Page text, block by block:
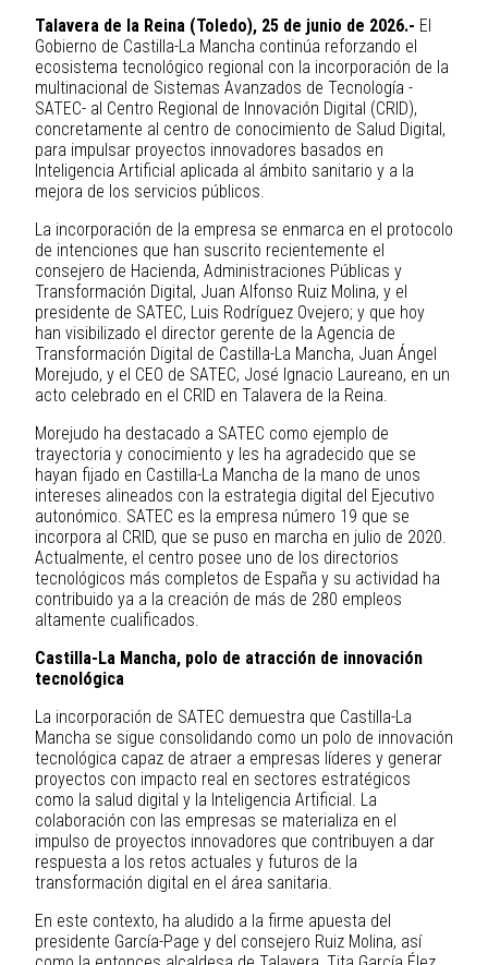
Talavera de la Reina (Toledo), 25 de junio de 2026.- El
Gobierno de Castilla-La Mancha continúa reforzando el
ecosistema tecnológico regional con la incorporación de la
multinacional de Sistemas Avanzados de Tecnología -
SATEC- al Centro Regional de Innovación Digital (CRID),
concretamente al centro de conocimiento de Salud Digital,
para impulsar proyectos innovadores basados en
Inteligencia Artificial aplicada al ámbito sanitario y a la
mejora de los servicios públicos.
La incorporación de la empresa se enmarca en el protocolo
de intenciones que han suscrito recientemente el
consejero de Hacienda, Administraciones Públicas y
Transformación Digital, Juan Alfonso Ruiz Molina, y el
presidente de SATEC, Luis Rodríguez Ovejero; y que hoy
han visibilizado el director gerente de la Agencia de
Transformación Digital de Castilla-La Mancha, Juan Ángel
Morejudo, y el CEO de SATEC, José Ignacio Laureano, en un
acto celebrado en el CRID en Talavera de la Reina.
Morejudo ha destacado a SATEC como ejemplo de
trayectoria y conocimiento y les ha agradecido que se
hayan fijado en Castilla-La Mancha de la mano de unos
intereses alineados con la estrategia digital del Ejecutivo
autonómico. SATEC es la empresa número 19 que se
incorpora al CRID, que se puso en marcha en julio de 2020.
Actualmente, el centro posee uno de los directorios
tecnológicos más completos de España y su actividad ha
contribuido ya a la creación de más de 280 empleos
altamente cualificados.
Castilla-La Mancha, polo de atracción de innovación
tecnológica
La incorporación de SATEC demuestra que Castilla-La
Mancha se sigue consolidando como un polo de innovación
tecnológica capaz de atraer a empresas líderes y generar
proyectos con impacto real en sectores estratégicos
como la salud digital y la Inteligencia Artificial. La
colaboración con las empresas se materializa en el
impulso de proyectos innovadores que contribuyen a dar
respuesta a los retos actuales y futuros de la
transformación digital en el área sanitaria.
En este contexto, ha aludido a la firme apuesta del
presidente García-Page y del consejero Ruiz Molina, así